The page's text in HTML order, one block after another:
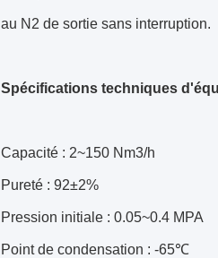
au N2 de sortie sans interruption.
Spécifications techniques
Capacité : 2~150 Nm3/h
Pureté : 92±2%
Pression initiale : 0.05~0.4 MPA
Point de condensation : -65℃